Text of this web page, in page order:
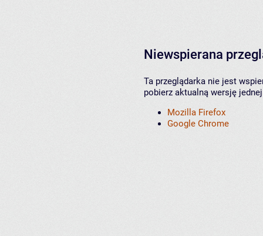
Niewspierana
Ta przeglądarka nie jest
pobierz aktualną wersję
Mozilla Firefox
Google Chrome